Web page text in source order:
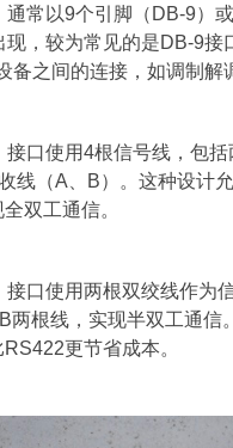
智能调速器
以9个引脚（DB-9）或
现，较为常见的是DB-9接
备之间的连接，如调制解
使用4根信号线，包括
线（A、B）。这种设计
双工通信。
使用两根双绞线作为
两根线，实现半双工通信
更节省成本。